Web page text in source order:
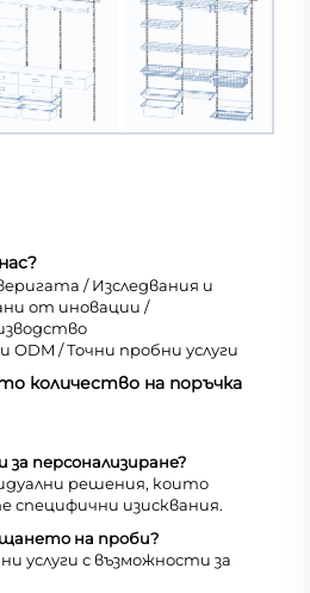
/ Изследвания и
от иновации /
ODM / Точни пробни услуги
количество на поръчка
за персонализиране?
решения, които
изисквания.
на проби?
услуги с възможности за